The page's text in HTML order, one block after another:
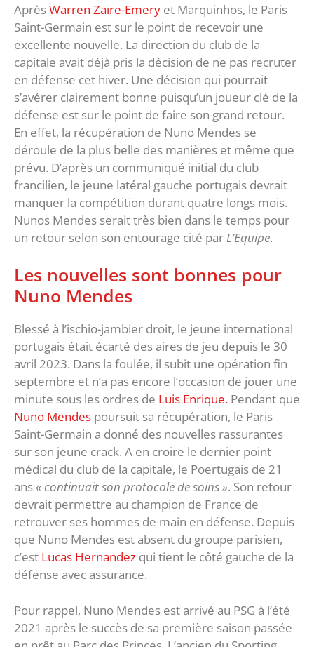
AprèsWarren Zaïre-Emery et Marquinhos, le Paris
Saint-Germain est sur le point de recevoir une
excellente nouvelle. La direction du club de la
capitale avait déjà pris la décision de ne pas recruter
en défense cet hiver. Une décision qui pourrait
s’avérer clairement bonne puisqu’un joueur clé de la
défense est sur le point de faire son grand retour.
En effet, la récupération de Nuno Mendes se
déroule de la plus belle des manières et même que
prévu. D’après un communiqué initial du club
francilien, le jeune latéral gauche portugais devrait
manquer la compétition durant quatre longs mois.
Nunos Mendes serait très bien dans le temps pour
un retour selon son entourage cité par L’Equipe.
Les nouvelles sont bonnes pour
Nuno Mendes
Blessé à l’ischio-jambier droit, le jeune international
portugais était écarté des aires de jeu depuis le 30
avril 2023. Dans la foulée, il subit une opération fin
septembre et n’a pas encore l’occasion de jouer une
minute sous les ordres de Luis Enrique. Pendant que
Nuno Mendes poursuit sa récupération, le Paris
Saint-Germain a donné des nouvelles rassurantes
sur son jeune crack. A en croire le dernier point
médical du club de la capitale, le Poertugais de 21
ans« continuait son protocole de soins ». Son retour
devrait permettre au champion de France de
retrouver ses hommes de main en défense. Depuis
que Nuno Mendes est absent du groupe parisien,
c’est Lucas Hernandez qui tient le côté gauche de la
défense avec assurance.
Pour rappel, Nuno Mendes est arrivé au PSG à l’été
2021 après le succès de sa première saison passée